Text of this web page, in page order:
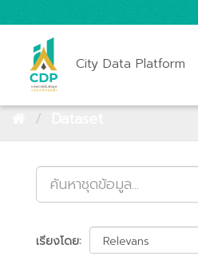
City Data Platform
เรียงโดย